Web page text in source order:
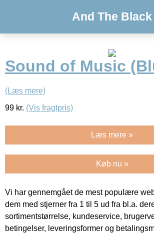
And The Black
Sound of Music
(Læs mere)
99 kr. (Vis fragtpris)
Læs mere »
Køb nu »
Vi har gennemgået de mest populære
dem med stjerner fra 1 til 5 ud fra bl.a.
sortimentstørrelse, kundeservice,
betingelser, leveringsformer og